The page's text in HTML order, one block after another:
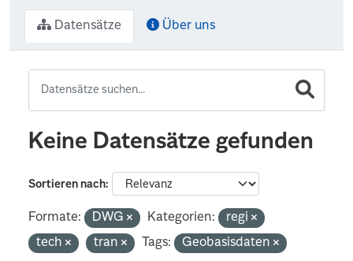
Datensätze Über uns
Keine Datensätze gefunden
Sortieren nach
Formate: DWG Kategorien:
regi
tech
tran Tags: Geobasisdaten